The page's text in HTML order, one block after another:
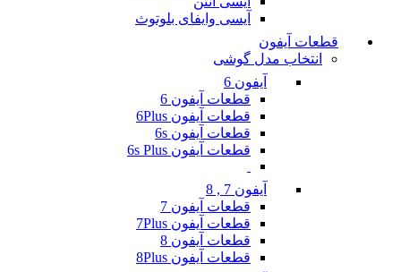
آیسی وایفای بلوتوث
قطعات آیفون
انتخاب مدل گوشی
آیفون 6
قطعات آیفون 6
قطعات آیفون 6Plus
قطعات آیفون 6s
قطعات آیفون 6s Plus
آیفون 7 , 8
قطعات آیفون 7
قطعات آیفون 7Plus
قطعات آیفون 8
قطعات آیفون 8Plus